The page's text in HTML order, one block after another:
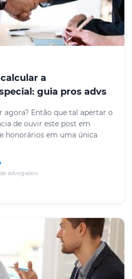
a
guia pros advs
agora? Então que tal apertar o
de ouvir este post em
honorários em uma única
advogados